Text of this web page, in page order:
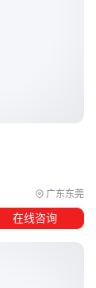
广东东莞
在线咨询